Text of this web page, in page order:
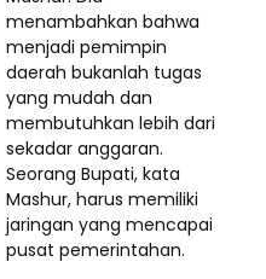
menambahkan bahwa
menjadi pemimpin
daerah bukanlah tugas
yang mudah dan
membutuhkan lebih dari
sekadar anggaran.
Seorang Bupati, kata
Mashur, harus memiliki
jaringan yang mencapai
pusat pemerintahan.